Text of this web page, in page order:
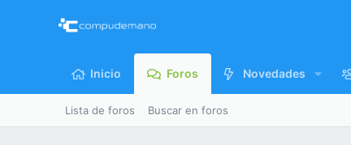
Inicio Foros Novedades
Lista de foros Buscar en foros